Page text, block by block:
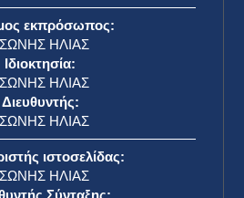
εκπρόσωπος:
ΗΛΙΑΣ
Ιδιοκτησία:
ΗΛΙΑΣ
Διευθυντής:
ΗΛΙΑΣ
ιστοσελίδας:
ΗΛΙΑΣ